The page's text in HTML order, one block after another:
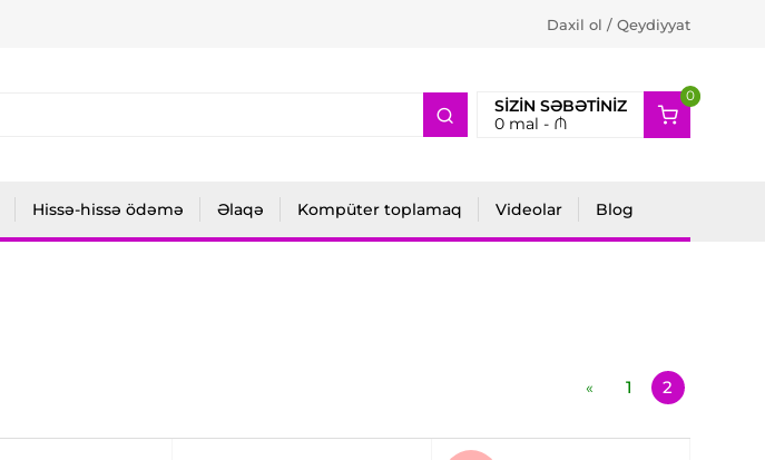
Daxil ol / Qeydiyyat
SIZIN SƏBƏTINIZ
0mal - ₼
0
2
Hissə-hissə ödəmə Əlaqə Kompüter toplamaq Videolar Blog
« 1 2